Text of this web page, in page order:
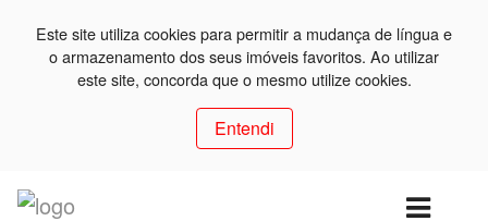
Este site utiliza cookies para permitir a mudança de língua e
o armazenamento dos seus imóveis favoritos. Ao utilizar
este site, concorda que o mesmo utilize cookies.
Entendi